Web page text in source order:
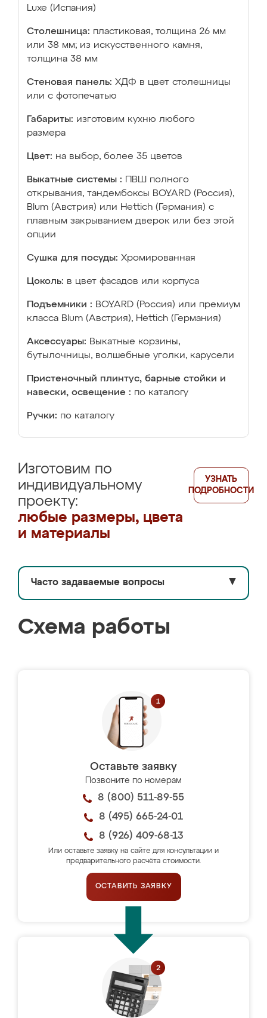
Luxe (Испания)
Столешница: пластиковая, толщина 26 мм
или 38 мм; из искусственного камня,
толщина 38 мм
Стеновая панель: ХДФ в цвет столешницы
или с фотопечатью
Габариты: изготовим кухню любого
размера
Цвет: на выбор, более 35 цветов
Выкатные системы :
ПВШ полного
открывания, тандембоксы BOYARD (Россия),
Blum (Австрия) или Hettich (Германия) с
плавным закрыванием дверок или без этой
опции
Сушка для посуды: Хромированная
Цоколь: в цвет фасадов или корпуса
Подъемники : BOYARD (Россия) или премиум
класса Blum (Австрия), Hettich (Германия)
Аксессуары: Выкатные корзины,
бутылочницы, волшебные уголки, карусели
Пристеночный плинтус, барные стойки и
навески, освещение : по каталогу
Ручки: по каталогу
Изготовим по
индивидуальному
проекту:
любые размеры, цвета
и материалы
УЗНАТЬ
ПОДРОБНОСТИ
Часто задаваемые вопросы ▼
Схема работы
Оставьте заявку
Позвоните по номерам
8 (800) 511-89-55
8 (495) 665-24-01
8 (926) 409-68-13
Или оставьте заявку на сайте для консультации и
предварительного расчёта стоимости.
ОСТАВИТЬ ЗАЯВКУ